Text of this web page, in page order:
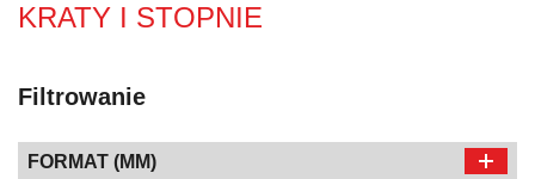
KRATY I STOPNIE
Filtrowanie
FORMAT (MM)